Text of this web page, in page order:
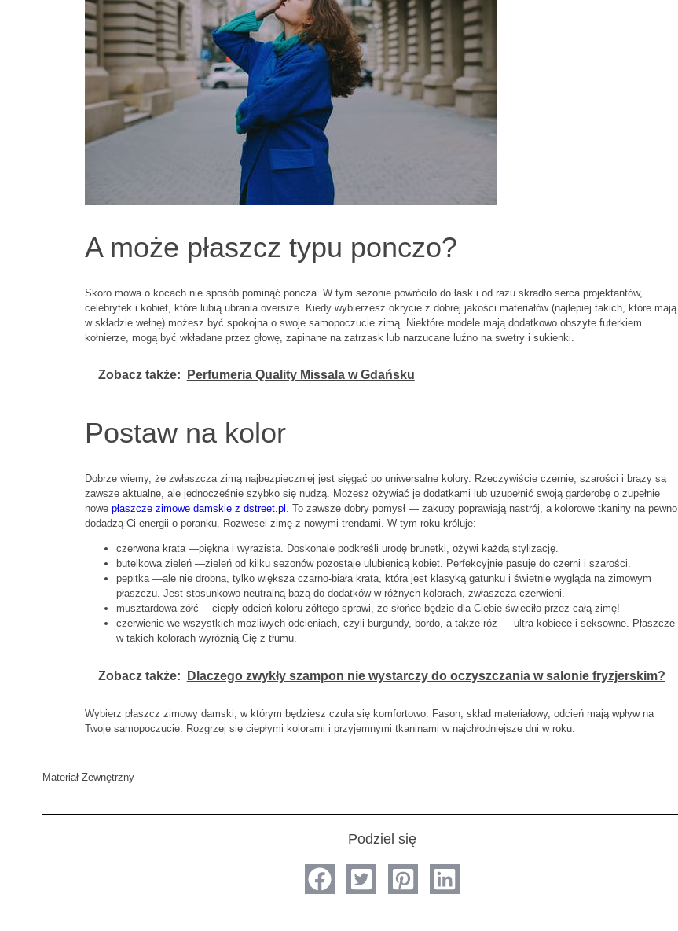
A może płaszcz typu ponczo?
Skoro mowa o kocach nie sposób pominąć poncza. W tym sezonie powróciło do łask i od razu skradło serca projektantów,
celebrytek i kobiet, które lubią ubrania oversize. Kiedy wybierzesz okrycie z dobrej jakości materiałów (najlepiej takich, które mają
w składzie wełnę) możesz być spokojna o swoje samopoczucie zimą. Niektóre modele mają dodatkowo obszyte futerkiem
kołnierze, mogą być wkładane przez głowę, zapinane na zatrzask lub narzucane luźno na swetry i sukienki.
Zobacz także: Perfumeria Quality Missala w Gdańsku
Postaw na kolor
Dobrze wiemy, że zwłaszcza zimą najbezpieczniej jest sięgać po uniwersalne kolory. Rzeczywiście czernie, szarości i brązy są
zawsze aktualne, ale jednocześnie szybko się nudzą. Możesz ożywiać je dodatkami lub uzupełnić swoją garderobę o zupełnie
nowe płaszcze zimowe damskie z dstreet.pl . To zawsze dobry pomysł — zakupy poprawiają nastrój, a kolorowe tkaniny na pewno
dodadzą Ci energii o poranku. Rozwesel zimę z nowymi trendami. W tym roku króluje:
czerwona krata —piękna i wyrazista. Doskonale podkreśli urodę brunetki, ożywi każdą stylizację.
butelkowa zieleń —zieleń od kilku sezonów pozostaje ulubienicą kobiet. Perfekcyjnie pasuje do czerni i szarości.
pepitka —ale nie drobna, tylko większa czarno-biała krata, która jest klasyką gatunku i świetnie wygląda na zimowym
płaszczu. Jest stosunkowo neutralną bazą do dodatków w różnych kolorach, zwłaszcza czerwieni.
musztardowa żółć —ciepły odcień koloru żółtego sprawi, że słońce będzie dla Ciebie świeciło przez całą zimę!
czerwienie we wszystkich możliwych odcieniach, czyli burgundy, bordo, a także róż — ultra kobiece i seksowne. Płaszcze
w takich kolorach wyróżnią Cię z tłumu.
Zobacz także: Dlaczego zwykły szampon nie wystarczy do oczyszczania w salonie fryzjerskim?
Wybierz płaszcz zimowy damski, w którym będziesz czuła się komfortowo. Fason, skład materiałowy, odcień mają wpływ na
Twoje samopoczucie. Rozgrzej się ciepłymi kolorami i przyjemnymi tkaninami w najchłodniejsze dni w roku.
Materiał Zewnętrzny
Podziel się